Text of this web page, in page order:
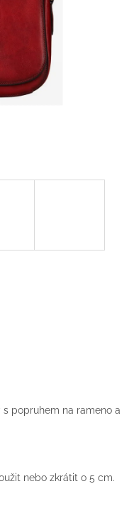
s popruhem na rameno a
nebo zkrátit o 5 cm.